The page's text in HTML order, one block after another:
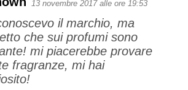
13 novembre 2017 alle ore 19:53
il marchio, ma
che sui profumi sono
mi piacerebbe provare
fragranze, mi hai